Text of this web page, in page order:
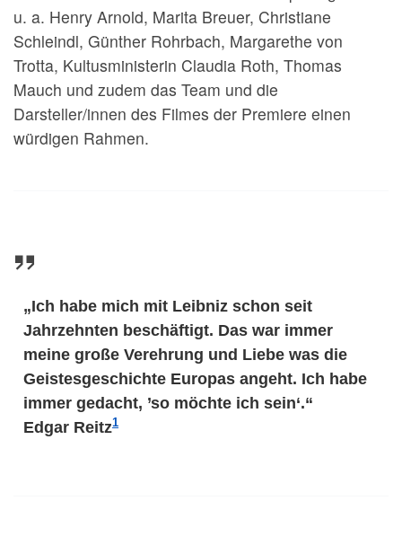
u. a. Henry Arnold, Marita Breuer, Christiane
Schleindl, Günther Rohrbach, Margarethe von
Trotta, Kultusministerin Claudia Roth, Thomas
Mauch und zudem das Team und die
Darsteller/innen des Filmes der Premiere einen
würdigen Rahmen.
„Ich habe mich mit Leibniz schon seit
Jahrzehnten beschäftigt. Das war immer
meine große Verehrung und Liebe was die
Geistesgeschichte Europas angeht. Ich habe
immer gedacht, ’so möchte ich sein‘.“
Edgar Reitz1